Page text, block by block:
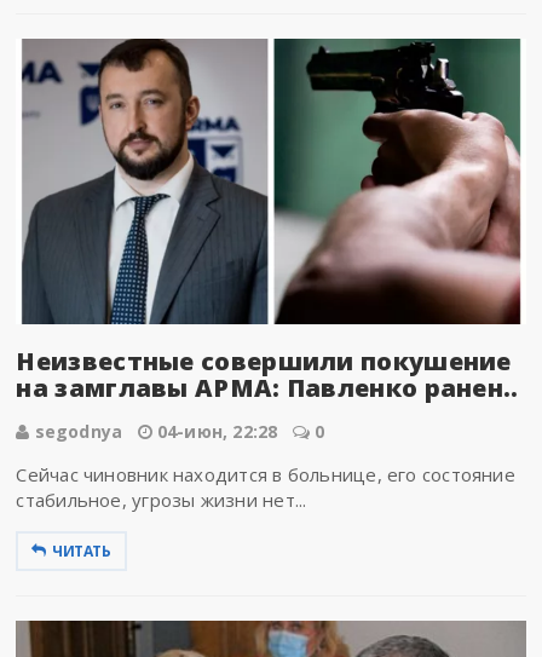
Неизвестные совершили покушение
на замглавы АРМА: Павленко ранен..
segodnya 04-июн, 22:28 0
Сейчас чиновник находится в больнице, его состояние
стабильное, угрозы жизни нет...
ЧИТАТЬ